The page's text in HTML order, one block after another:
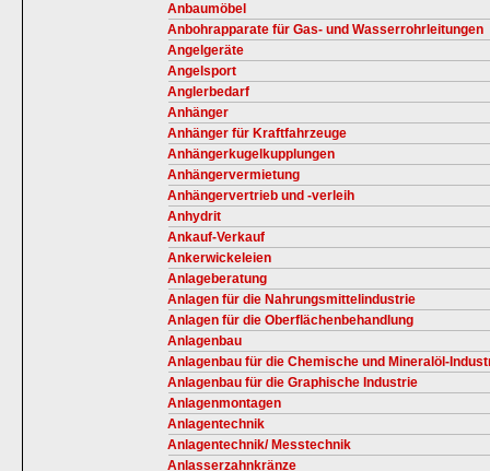
Anbaumöbel
Anbohrapparate für Gas- und Wasserrohrleitungen
Angelgeräte
Angelsport
Anglerbedarf
Anhänger
Anhänger für Kraftfahrzeuge
Anhängerkugelkupplungen
Anhängervermietung
Anhängervertrieb und -verleih
Anhydrit
Ankauf-Verkauf
Ankerwickeleien
Anlageberatung
Anlagen für die Nahrungsmittelindustrie
Anlagen für die Oberflächenbehandlung
Anlagenbau
Anlagenbau für die Chemische und Mineralöl-
Anlagenbau für die Graphische Industrie
Anlagenmontagen
Anlagentechnik
Anlagentechnik/ Messtechnik
Anlasserzahnkränze